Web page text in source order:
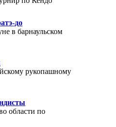
до
в барнаульском
рукопашному
области по